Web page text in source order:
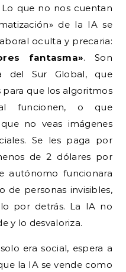
que no nos cuentan
de la IA se
oculta y precaria:
fantasma». Son
del Sur Global, que
que los algoritmos
funcionen, o que
no veas imágenes
Se les paga por
de 2 dólares por
autónomo funcionara
de personas invisibles,
por detrás. La IA no
y lo desvaloriza.
era social, espera a
la IA se vende como